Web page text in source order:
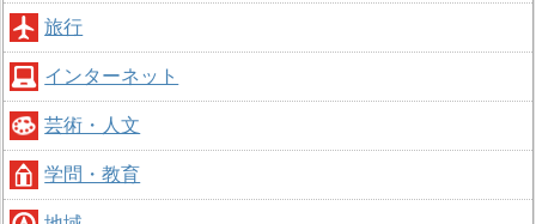
旅行
インターネット
芸術・人文
学問・教育